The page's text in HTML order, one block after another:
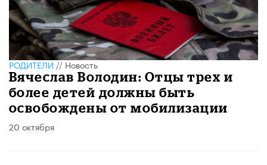
РОДИТЕЛИ//Новость
Вячеслав Володин: Отцы трех и
более детей должны быть
освобождены от мобилизации
20 октября